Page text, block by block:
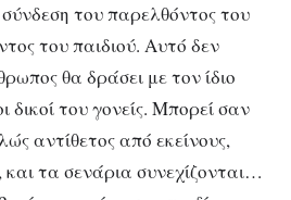
του παρελθόντος του
του παιδιού. Αυτό δεν
θα δράσει με τον ίδιο
του γονείς. Μπορεί σαν
αντίθετος από εκείνους,
και τα σενάρια συνεχίζονται…